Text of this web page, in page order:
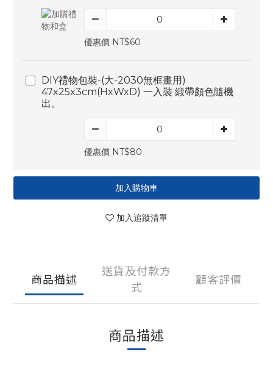
優惠價 NT$60
DIY禮物包裝-(大-2030無框畫用)
47x25x3cm(HxWxD) 一入裝 緞帶顏色隨機
出。
優惠價 NT$80
加入購物車
加入追蹤清單
商品描述
送貨及付款方
式
顧客評價
商品描述